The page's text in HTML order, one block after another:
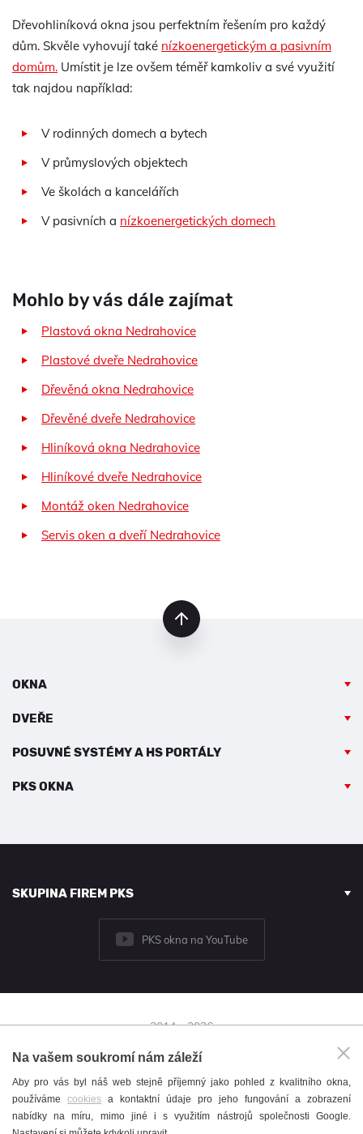
Dřevohliníková okna jsou perfektním řešením pro každý
dům. Skvěle vyhovují také nízkoenergetickým a pasivním
domům. Umístit je lze ovšem téměř kamkoliv a své využití
tak najdou například:
V rodinných domech a bytech
V průmyslových objektech
Ve školách a kancelářích
V pasivních a nízkoenergetických domech
Mohlo by vás dále zajímat
Plastová okna Nedrahovice
Plastové dveře Nedrahovice
Dřevěná okna Nedrahovice
Dřevěné dveře Nedrahovice
Hliníková okna Nedrahovice
Hliníkové dveře Nedrahovice
Montáž oken Nedrahovice
Servis oken a dveří Nedrahovice
OKNA
DVEŘE
POSUVNÉ SYSTÉMY A HS PORTÁLY
PKS OKNA
SKUPINA FIREM PKS
PKS okna na YouTube
2014 - 2026
Brněnská 126/38,
591 01 Žďár nad Sázavou
+420 566 697 301
okna@pks.cz
Na vašem soukromí nám záleží
Aby pro vás byl náš web stejně příjemný jako pohled z kvalitního okna,
používáme cookies a kontaktní údaje pro jeho fungování a zobrazení
nabídky na míru, mimo jiné i s využitím nástrojů společnosti Google.